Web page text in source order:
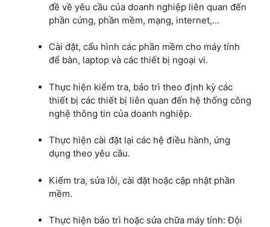
đề về yêu cầu của doanh nghiệp liên quan đến
phần cứng, phần mềm, mạng, internet,…
Cài đặt, cấu hình các phần mềm cho máy tính
để bàn, laptop và các thiết bị ngoại vi.
Thực hiện kiểm tra, bảo trì theo định kỳ các
thiết bị các thiết bị liên quan đến hệ thống công
nghệ thông tin của doanh nghiệp.
Thực hiện cài đặt lại các hệ điều hành, ứng
dụng theo yêu cầu.
Kiểm tra, sửa lỗi, cài đặt hoặc cập nhật phần
mềm.
Thực hiện bảo trì hoặc sửa chữa máy tính: Đội